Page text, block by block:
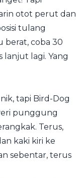
otot perut dan
tulang
berat, coba 30
lanjut lagi. Yang
tapi Bird-Dog
punggung
Terus,
kaki kiri ke
sebentar, terus